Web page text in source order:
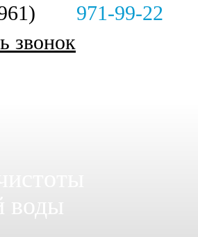
971-99-22
звонок
воды